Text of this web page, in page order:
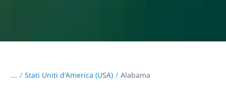
... / Stati Uniti d'America (USA) Alabama